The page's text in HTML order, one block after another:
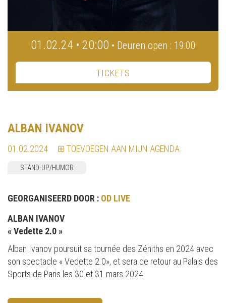
01.02.24 • 20:00 • Deuren open : 19:00
TICKETS
ALBAN IVANOV
01.02.2024 TOEVOEGEN AAN MIJN AGENDA
STAND-UP/HUMOR
GEORGANISEERD DOOR : OD LIVE
ALBAN IVANOV
« Vedette 2.0 »
Alban Ivanov poursuit sa tournée des Zéniths en 2024 avec
son spectacle « Vedette 2.0», et sera de retour au Palais des
Sports de Paris les 30 et 31 mars 2024.